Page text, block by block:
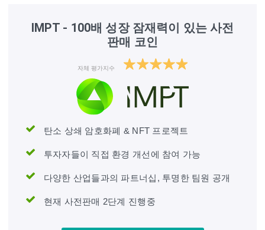
IMPT - 100배 성장 잠재력이 있는 사전
판매 코인
자체 평가지수
탄소 상쇄 암호화폐 & NFT 프로젝트
투자자들이 직접 환경 개선에 참여 가능
다양한 산업들과의 파트너십, 투명한 팀원 공개
현재 사전판매 2단계 진행중